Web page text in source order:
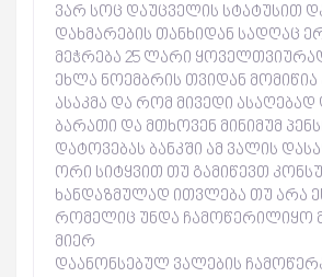
ვარ სოც დაუცველის სტატუსით
დახმარების თანხიდან სადღაც
მეჭრება 25 ლარი
ეხლა ნოემბრის თვიდან მომიწია
ასაკმა და რომ მივედი
ბარათი და მთხოვენ მინიმუმ
დატოვებას ბანკში ამ ვალის
ორი სიტყვით თუ გამიწევთ
ხანდაზმულად ითვლება თუ არა
რომელიც უნდა ჩამოწერილიყო
მიერ
დაანონსებულ ვალების